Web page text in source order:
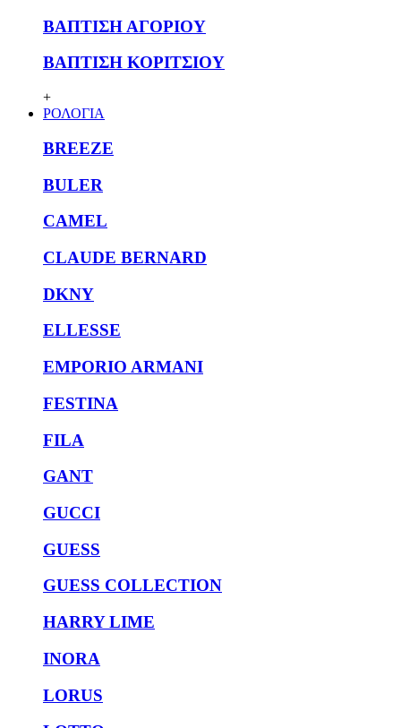
ΒΑΠΤΙΣΗ ΑΓΟΡΙΟΥ
ΒΑΠΤΙΣΗ ΚΟΡΙΤΣΙΟΥ
+
ΡΟΛΟΓΙΑ
BREEZE
BULER
CAMEL
CLAUDE BERNARD
DKNY
ELLESSE
EMPORIO ARMANI
FESTINA
FILA
GANT
GUCCI
GUESS
GUESS COLLECTION
HARRY LIME
INORA
LORUS